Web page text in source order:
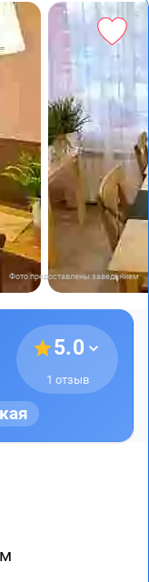
Фото предоставлены заведением
5.0
1 отзыв